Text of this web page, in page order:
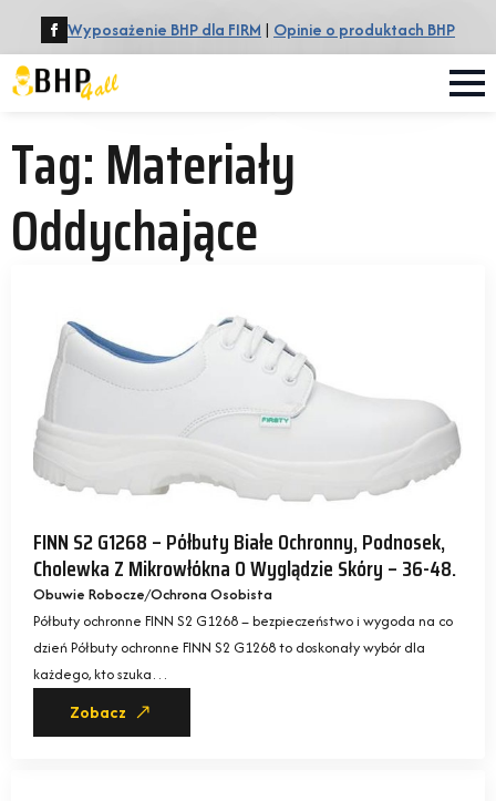
Wyposażenie BHP dla FIRM | Opinie o produktach BHP
Tag:Materiały
Oddychające
FINN S2 G1268 – Półbuty Białe Ochronny, Podnosek,
Cholewka Z Mikrowłókna O Wyglądzie Skóry – 36-48.
Obuwie Robocze Ochrona Osobista
Półbuty ochronne FINN S2 G1268 – bezpieczeństwo i wygoda na co
dzień Półbuty ochronne FINN S2 G1268 to doskonały wybór dla
każdego, kto szuka…
Zobacz